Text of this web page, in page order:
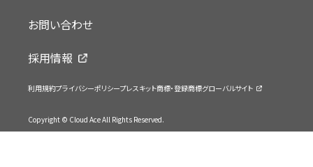
お問い合わせ
採用情報
利用規約プライバシーポリシープレスキット商標・登録商標グローバルサイト
Copyright © Cloud Ace All Rights Reserved.